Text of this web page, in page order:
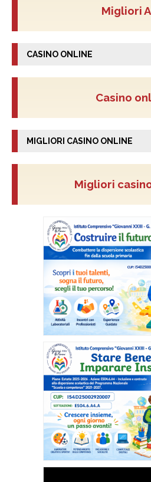
Migliori
CASINO ONLINE
Casino
MIGLIORI CASINO ONLINE
Migliori